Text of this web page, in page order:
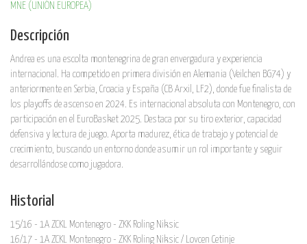
MNE (UNIÓN EUROPEA)
Descripción
Andrea es una escolta montenegrina de gran envergadura y experiencia
internacional. Ha competido en primera división en Alemania (Veilchen BG74) y
anteriormente en Serbia, Croacia y España (CB Arxil, LF2), donde fue finalista de
los playoffs de ascenso en 2024. Es internacional absoluta con Montenegro, con
participación en el EuroBasket 2025. Destaca por su tiro exterior, capacidad
defensiva y lectura de juego. Aporta madurez, ética de trabajo y potencial de
crecimiento, buscando un entorno donde asumir un rol importante y seguir
desarrollándose como jugadora.
Historial
15/16 - 1A ZCKL Montenegro - ZKK Roling Niksic
16/17 - 1A ZCKL Montenegro - ZKK Roling Niksic / Lovcen Cetinje